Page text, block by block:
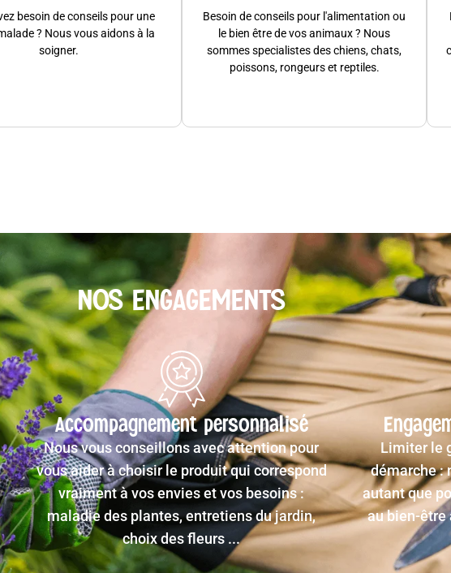
décors extérieurs lumineux ? Nous les créons nous-mêmes, avec nos mains
à votreservice
l’esprit reste le même : vous accompagner avec authenticité, expertise et
d’adopter votre premier animal ou que vous soyez un habitué, vous
besoin de conseils pour une
? Nous vous aidons à la
soigner.
Besoin de conseils pour l'alimentation ou
le bien être de vos animaux ? Nous
sommes specialistes des chiens, chats,
poissons, rongeurs et reptiles.
NOS ENGAGEMENTS
Accompagnement personnalisé
Nous vous conseillons avec attention pour
vous aider à choisir le produit qui correspond
vraiment à vos envies et vos besoins :
maladie des plantes, entretiens du jardin,
choix des fleurs ...
Limiter le
démarche :
autant que
au bien-être